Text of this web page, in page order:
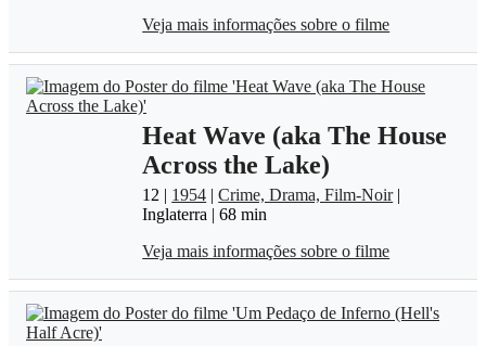
Veja mais informações sobre o filme
Heat Wave (aka The House
Across the Lake)
12 | 1954 |Crime, Drama, Film-Noir|
Inglaterra | 68 min
Veja mais informações sobre o filme